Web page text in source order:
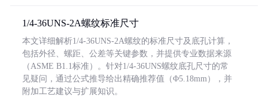
1/4-36UNS-2A螺纹标准尺寸
本文详细解析1/4-36UNS-2A螺纹的标准尺寸及底孔计算，
包括外径、螺距、公差等关键参数，并提供专业数据来源
（ASME B1.1标准）。针对1/4-36UNS螺纹底孔尺寸的常
见疑问，通过公式推导给出精确推荐值（Φ5.18mm），并
附加工艺建议与扩展知识。